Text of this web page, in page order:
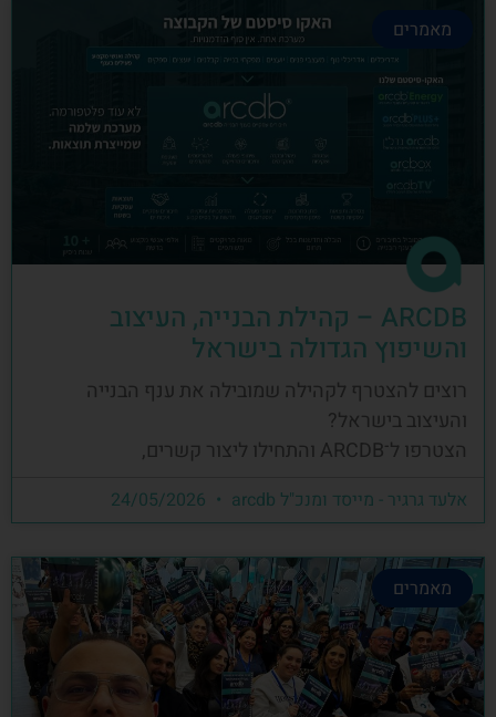
מאמרים
ARCDB – קהילת הבנייה, העיצוב
והשיפוץ הגדולה בישראל
רוצים להצטרף לקהילה שמובילה את ענף הבנייה
והעיצוב בישראל?
הצטרפו ל־ARCDB והתחילו ליצור קשרים,
אלעד גרגיר - מייסד ומנכ"ל arcdb
מאמרים